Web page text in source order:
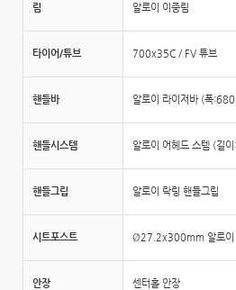
림 알로이 이중림
타이어/튜브 700x35C / FV 튜브
핸들바 알로이 라이저바 (폭
핸들시스템 알로이 어헤드 스템 (길
핸들그립 알로이 락링 핸들그립
시트포스트 Ø27.2x300mm 알로이
안장 센터홀 안장